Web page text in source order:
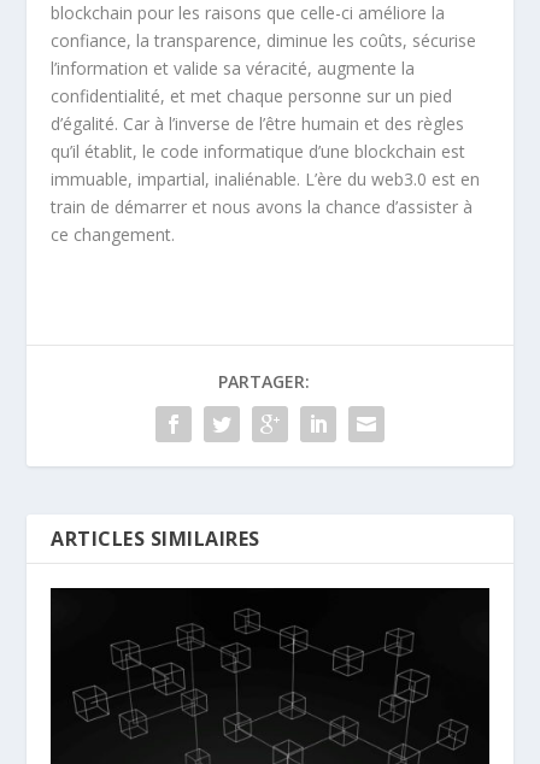
blockchain pour les raisons que celle-ci améliore la
confiance, la transparence, diminue les coûts, sécurise
l’information et valide sa véracité, augmente la
confidentialité, et met chaque personne sur un pied
d’égalité. Car à l’inverse de l’être humain et des règles
qu’il établit, le code informatique d’une blockchain est
immuable, impartial, inaliénable. L’ère du web3.0 est en
train de démarrer et nous avons la chance d’assister à
ce changement.
PARTAGER:
ARTICLES SIMILAIRES